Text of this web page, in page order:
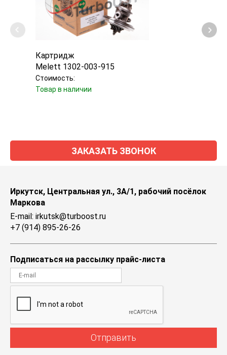
Картридж
Melett 1302-003-915
Стоимость:
Товар в наличии
ЗАКАЗАТЬ ЗВОНОК
Иркутск, Центральная ул., 3А/1, рабочий посёлок
Маркова
E-mail: irkutsk@turboost.ru
+7 (914) 895-26-26
Подписаться на рассылку прайс-листа
Отправить